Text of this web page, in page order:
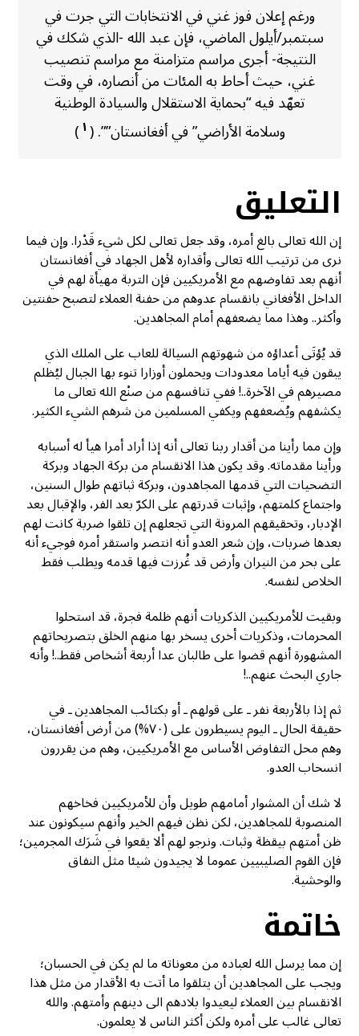
ورغم إعلان فوز غني في الانتخابات التي جرت في
سبتمبر/أيلول الماضي، فإن عبد الله -الذي شكك في
النتيجة- أجرى مراسم متزامنة مع مراسم تنصيب
غني، حيث أحاط به المئات من أنصاره، في وقت
تعهّد فيه “بحماية الاستقلال والسيادة الوطنية
وسلامة الأراضي” في أفغانستان””. (١)
التعليق
إن الله تعالى بالغ أمره، وقد جعل تعالى لكل شيء قَدْرا. وإن فيما
نرى من ترتيب الله تعالى وأقداره لأهل الجهاد في أفغانستان
أنهم بعد تفاوضهم مع الأمريكيين فإن التربة مهيأة لهم في
الداخل الأفغاني بانقسام عدوهم من حفنة العملاء لتصبح حفنتين
وأكثر.. وهذا مما يضعفهم أمام المجاهدين.
قد يُؤتَى أعداؤه من شهوتهم السيالة للعاب على الملك الذي
يبقون فيه أياما معدودات ويحملون أوزارا تنوء بها الجبال ليُظلم
مصيرهم في الآخرة..! ففي تنافسهم من صنْع الله تعالى ما
يكشفهم ويُضعفهم ويكفي المسلمين من شرهم الشيء الكثير.
وإن مما رأينا من أقدار ربنا تعالى أنه إذا أراد أمرا هيأ له أسبابه
ورأينا مقدماته. وقد يكون هذا الانقسام من بركة الجهاد وبركة
التضحيات التي قدمها المجاهدون، وبركة ثباتهم طوال السنين،
واجتماع كلمتهم، وإثبات قدرتهم على الكرّ بعد الفر، والإقبال بعد
الإدبار، وتحقيقهم المرونة التي تجعلهم إن تلقوا ضربة كانت لهم
بعدها ضربات، وإن شعر العدو أنه انتصر واستقر أمره فوجيء أنه
على بحر من النيران وأرض قد غُرزت فيها قدمه ويطلب فقط
الخلاص لنفسه.
وبقيت للأمريكيين الذكريات أنهم ظلمة فجرة، قد استحلوا
المحرمات، وذكريات أخرى يسخر بها منهم الخلق بتصريحاتهم
المشهورة أنهم قضوا على طالبان عدا أربعة أشخاص فقط..! وأنه
جاري البحث عنهم..!
ثم إذا بالأربعة نفر ـ على قولهم ـ أو بكتائب المجاهدين ـ في
حقيقة الحال ـ اليوم يسيطرون على (٧٠%) من أرض أفغانستان،
وهم محل التفاوض الأساس مع الأمريكيين، وهم من يقررون
انسحاب العدو.
لا شك أن المشوار أمامهم طويل وأن للأمريكيين فخاخهم
المنصوبة للمجاهدين، لكن نظن فيهم الخير وأنهم سيكونون عند
ظن أمتهم بيقظة وثبات. ونرجو لهم ألا يقعوا في شَرَك المجرمين؛
فإن القوم الصليبيين عموما لا يجيدون شيئا مثل النفاق
والوحشية.
خاتمة
إن مما يرسل الله لعباده من معوناته ما لم يكن في الحسبان؛
ويجب على المجاهدين أن يتلقوا ما أتت به الأقدار من مثل هذا
الانقسام بين العملاء ليعيدوا بلادهم الى دينهم وأمتهم. والله
تعالى غالب على أمره ولكن أكثر الناس لا يعلمون.